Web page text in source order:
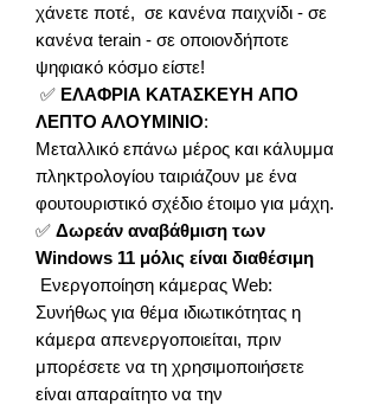
χάνετε ποτέ, σε κανένα παιχνίδι - σε
κανένα terain - σε οποιονδήποτε
ψηφιακό κόσμο είστε!
✅ ΕΛΑΦΡΙΑ ΚΑΤΑΣΚΕΥΗ ΑΠΟ
ΛΕΠΤΟ ΑΛΟΥΜΙΝΙΟ:
Μεταλλικό επάνω μέρος και κάλυμμα
πληκτρολογίου ταιριάζουν με ένα
φουτουριστικό σχέδιο έτοιμο για μάχη.
✅ Δωρεάν αναβάθμιση των
Windows 11 μόλις είναι διαθέσιμη
Ενεργοποίηση κάμερας Web:
Συνήθως για θέμα ιδιωτικότητας η
κάμερα απενεργοποιείται, πριν
μπορέσετε να τη χρησιμοποιήσετε
είναι απαραίτητο να την